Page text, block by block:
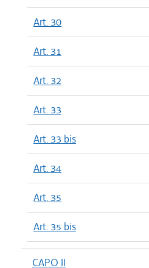
Art. 30
Art. 31
Art. 32
Art. 33
Art. 33 bis
Art. 34
Art. 35
Art. 35 bis
CAPO II